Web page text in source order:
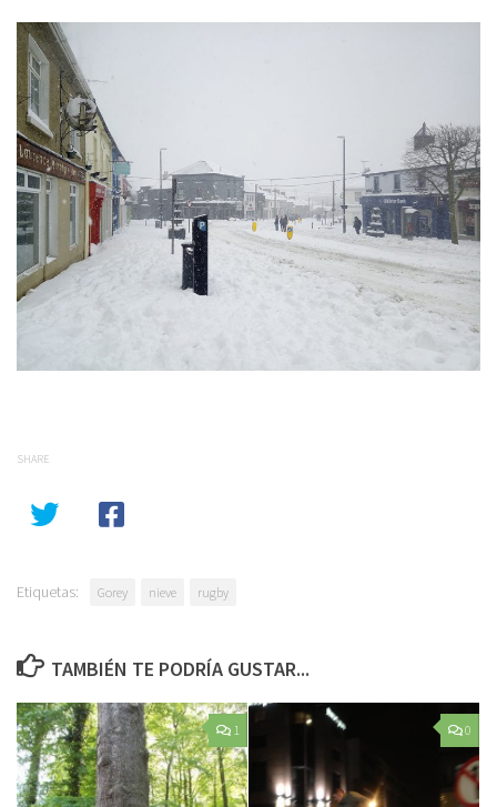
SHARE
Etiquetas: Gorey nieve rugby
TAMBIÉN TE PODRÍA GUSTAR...
1 0